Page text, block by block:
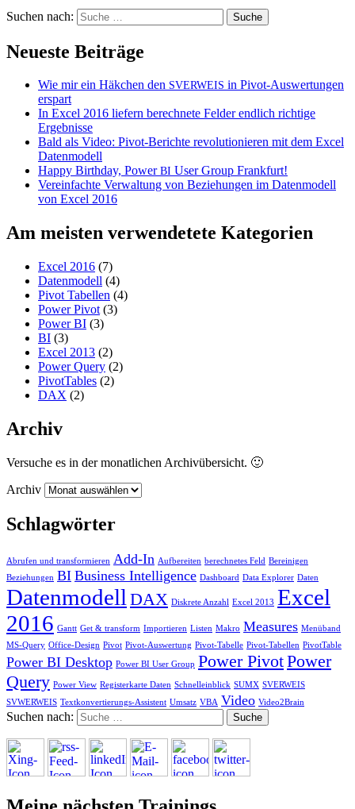
Suchen nach:
Neueste Beiträge
Wie mir ein Häkchen den SVERWEIS in Pivot-Auswertungen
erspart
In Excel 2016 liefern berechnete Felder endlich richtige
Ergebnisse
Bald als Video: Pivot-Berichte revolutionieren mit dem Excel
Datenmodell
Happy Birthday, PowerBI User Group Frankfurt!
Vereinfachte Verwaltung von Beziehungen im Datenmodell
von Excel 2016
Am meisten verwendetete Kategorien
Excel 2016 (7)
Datenmodell (4)
Pivot Tabellen (4)
Power Pivot (3)
Power BI (3)
BI (3)
Excel 2013 (2)
Power Query (2)
PivotTables (2)
DAX (2)
Archiv
Versuche es in der monatlichen Archivübersicht. 🙂
Archiv
Schlagwörter
Abrufen und transformieren Add-In Aufbereiten berechnetes Feld Bereinigen
Beziehungen BI Business Intelligence Dashboard Data Explorer Daten
Datenmodell DAX Diskrete Anzahl Excel 2013 Excel
2016 Gantt Get & transform Importieren Listen Makro Measures Menüband
MS-Query Office-Design Pivot Pivot-Auswertung Pivot-Tabelle Pivot-Tabellen PivotTable
Power BI Desktop Power BI User Group Power PivotPower
Query Power View Registerkarte Daten Schnelleinblick SUMX SVERWEIS
SVWERWEIS Textkonvertierungs-Assistent Umsatz VBA Video Video2Brain
Suchen nach: